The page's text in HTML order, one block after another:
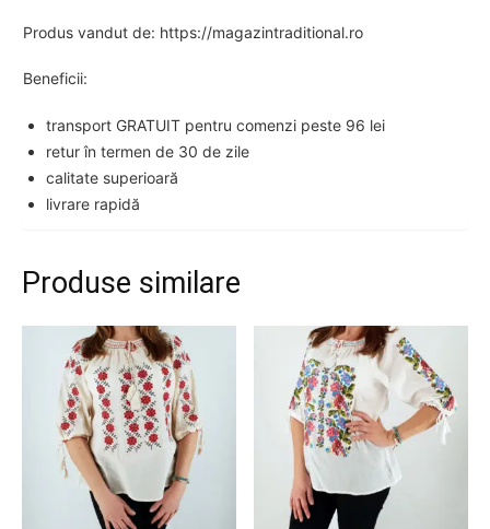
Produs vandut de: https://magazintraditional.ro
Beneficii:
transport GRATUIT pentru comenzi peste 96 lei
retur în termen de 30 de zile
calitate superioară
livrare rapidă
Produse similare